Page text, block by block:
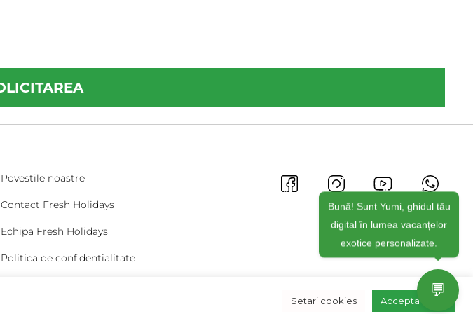
Povestile noastre
Contact Fresh Holidays
Echipa Fresh Holidays
Politica de confidentialitate
Setari cookies Accepta toate
💬
Bună! Sunt Yumi, ghidul tău
digital în lumea vacanțelor
exotice personalizate.